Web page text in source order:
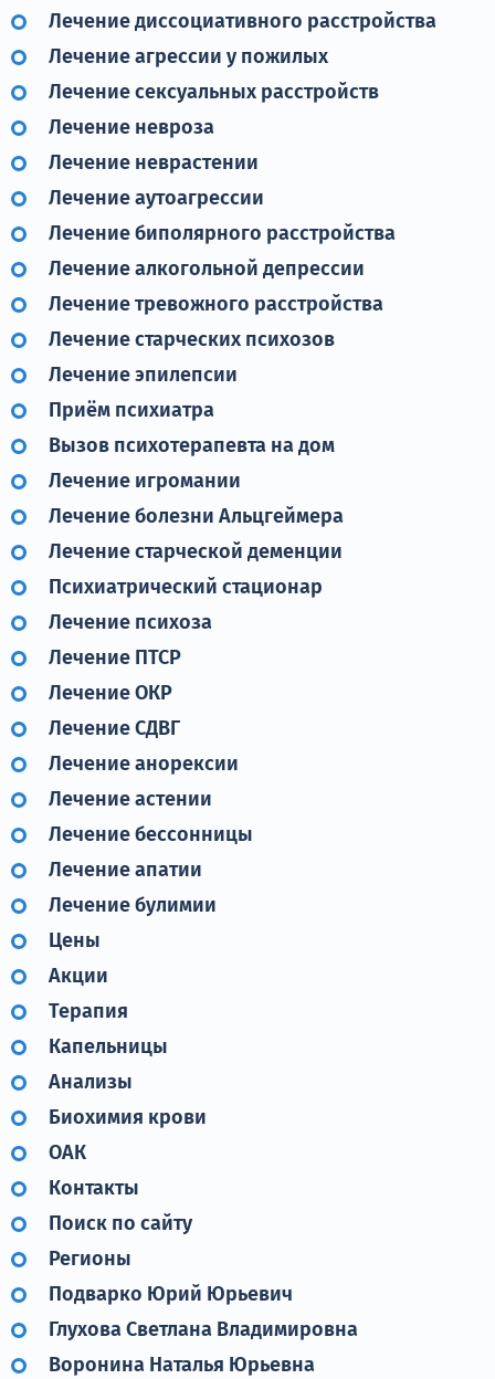
Лечение диссоциативного расстройства
Лечение агрессии у пожилых
Лечение сексуальных расстройств
Лечение невроза
Лечение неврастении
Лечение аутоагрессии
Лечение биполярного расстройства
Лечение алкогольной депрессии
Лечение тревожного расстройства
Лечение старческих психозов
Лечение эпилепсии
Приём психиатра
Вызов психотерапевта на дом
Лечение игромании
Лечение болезни Альцгеймера
Лечение старческой деменции
Психиатрический стационар
Лечение психоза
Лечение ПТСР
Лечение ОКР
Лечение СДВГ
Лечение анорексии
Лечение астении
Лечение бессонницы
Лечение апатии
Лечение булимии
Цены
Акции
Терапия
Капельницы
Анализы
Биохимия крови
ОАК
Контакты
Поиск по сайту
Регионы
Подварко Юрий Юрьевич
Глухова Светлана Владимировна
Воронина Наталья Юрьевна